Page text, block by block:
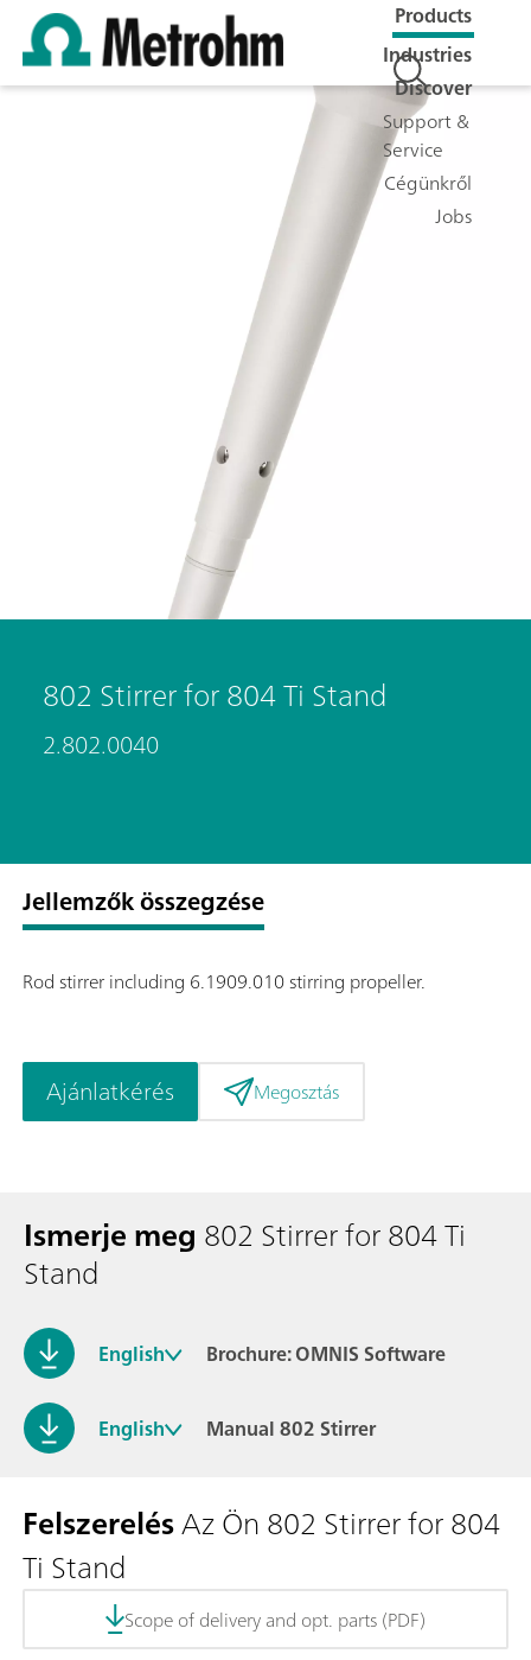
Products
Industries
Discover
Support &
Service
Cégünkről
Jobs
802 Stirrer for 804 Ti Stand
2.802.0040
Jellemzők összegzése
Rod stirrer including 6.1909.010 stirring propeller.
Ajánlatkérés Megosztás
Ismerje meg 802 Stirrer for 804 Ti
Stand
English Brochure: OMNIS Software
English Manual 802 Stirrer
FelszerelésAz Ön 802 Stirrer for 804
Ti Stand
Scope of delivery and opt. parts (PDF)